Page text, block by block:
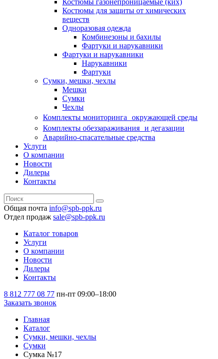
Костюмы газонепроницаемые (ких)
Костюмы для защиты от химических
веществ
Одноразовая одежда
Комбинезоны и бахилы
Фартуки и нарукавники
Фартуки и нарукавники
Нарукавники
Фартуки
Сумки, мешки, чехлы
Мешки
Сумки
Чехлы
Комплекты мониторинга окружающей среды
Комплекты обеззараживания и дегазации
Аварийно-спасательные средства
Услуги
О компании
Новости
Дилеры
Контакты
Общая почта info@spb-ppk.ru
Отдел продаж sale@spb-ppk.ru
Каталог товаров
Услуги
О компании
Новости
Дилеры
Контакты
8 812 777 08 77 пн-пт 09:00–18:00
Заказать звонок
Главная
Каталог
Сумки, мешки, чехлы
Сумки
Сумка №17